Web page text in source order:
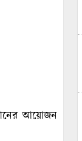
আয়োজন